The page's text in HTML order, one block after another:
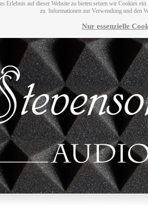
Erlebnis auf dieser Website zu bieten setzen wir Cookies
zu. Informationen zur Verwendung und den
Nur essenzielle